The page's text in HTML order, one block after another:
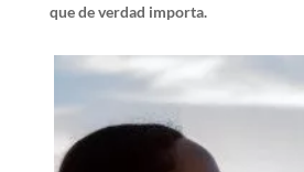
que de verdad importa.